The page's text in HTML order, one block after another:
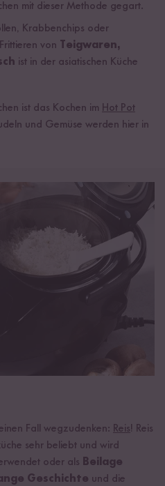
mit dieser Methode gegart.
Krabbenchips oder
von
Teigwaren,
ist in der asiatischen Küche
ist das Kochen im Hot Pot
und Gemüse werden hier in
Fall wegzudenken: Reis! Reis
sehr beliebt und wird
oder als Beilage
Geschichte und die